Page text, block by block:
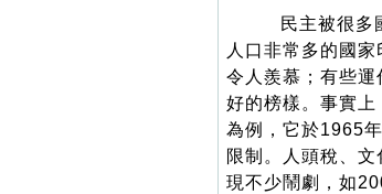
民主被很多
人口非常多的國
令人羨慕；有些運
好的榜樣。事實
為例，它於1965
限制。人頭稅、
現不少鬧劇，如